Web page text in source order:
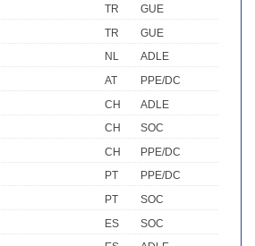
TR
GUE
TR
GUE
NL
ADLE
AT
PPE/DC
CH
ADLE
CH
SOC
CH
PPE/DC
PT
PPE/DC
PT
SOC
ES
SOC